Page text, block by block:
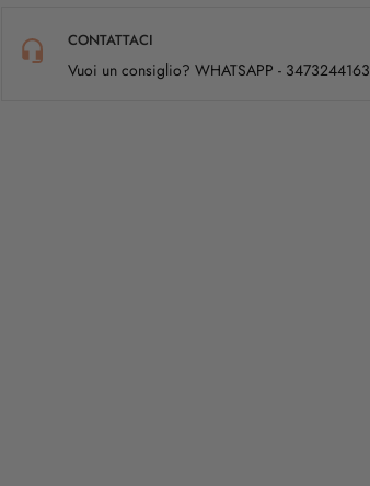
CONTATTACI
Vuoi un consiglio? WHATSAPP - 3473244163